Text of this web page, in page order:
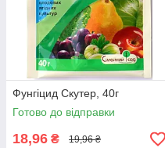
Фунгіцид Скутер, 40г
Готово до відправки
18,96 ₴ 19,96 ₴